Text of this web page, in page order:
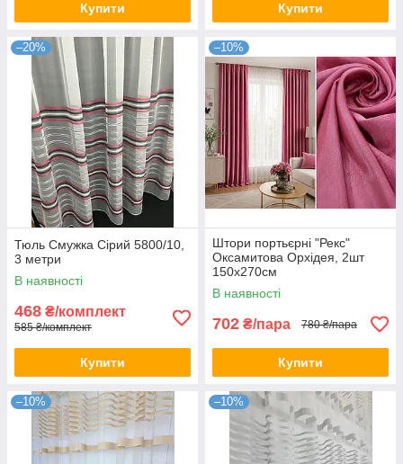
Купити Купити
–20%
Тюль Смужка Сірий 5800/10,
3 метри
В наявності
468 ₴/комплект
585 ₴/комплект
Купити
–10%
Штори портьєрні "Рекс"
Оксамитова Орхідея, 2шт
150х270см
В наявності
702 ₴/пара 780 ₴/пара
Купити
–10% –10%